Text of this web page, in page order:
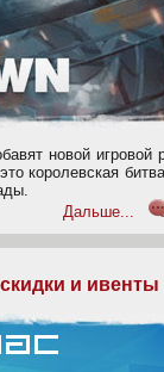
новой
королевская
Дальше...
и ивенты